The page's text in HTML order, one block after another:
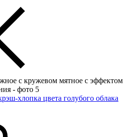
хлопка цвета голубого облака